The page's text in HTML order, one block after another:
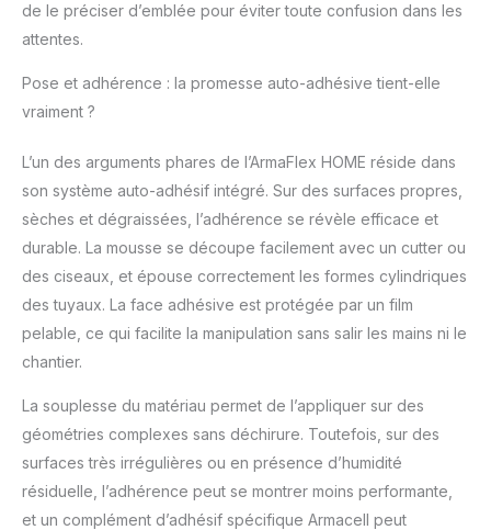
de le préciser d’emblée pour éviter toute confusion dans les
attentes.
Pose et adhérence : la promesse auto-adhésive tient-elle
vraiment ?
L’un des arguments phares de l’ArmaFlex HOME réside dans
son système auto-adhésif intégré. Sur des surfaces propres,
sèches et dégraissées, l’adhérence se révèle efficace et
durable. La mousse se découpe facilement avec un cutter ou
des ciseaux, et épouse correctement les formes cylindriques
des tuyaux. La face adhésive est protégée par un film
pelable, ce qui facilite la manipulation sans salir les mains ni le
chantier.
La souplesse du matériau permet de l’appliquer sur des
géométries complexes sans déchirure. Toutefois, sur des
surfaces très irrégulières ou en présence d’humidité
résiduelle, l’adhérence peut se montrer moins performante,
et un complément d’adhésif spécifique Armacell peut